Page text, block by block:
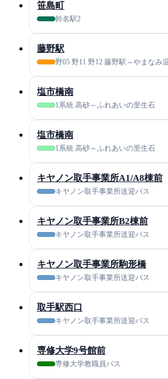
笹島町
幹名駅2
藤野駅
野05 野11 野12 藤野駅⇔やまなみ
塩市橋南
1系統 高砂～ふれあいの里生石
塩市橋南
1系統 高砂～ふれあいの里生石
キヤノン取手事業所A1/A8棟前
キヤノン取手事業所送迎バス
キヤノン取手事業所B2棟前
キヤノン取手事業所送迎バス
キヤノン取手事業所駒形橋
キヤノン取手事業所送迎バス
取手駅西口
キヤノン取手事業所送迎バス
専修大学9号館前
専修大学教職員バス